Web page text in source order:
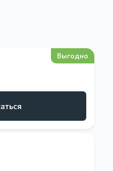
Выгодно